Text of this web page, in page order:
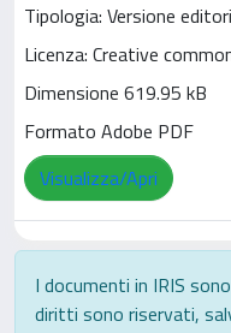
Tipologia: Versione
Licenza: Creative
Dimensione 619.95 kB
Formato Adobe PDF
Visualizza/Apri
I documenti in IRIS
diritti sono riservati,